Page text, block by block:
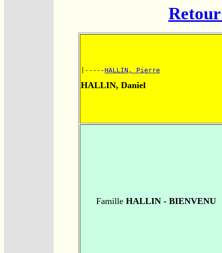
|-----HALLIN, Pierre
HALLIN, Daniel
FamilleHALLIN - BIENVENU